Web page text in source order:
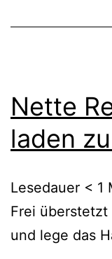
Nette
laden
Lesedauer < 1
Frei
und lege das